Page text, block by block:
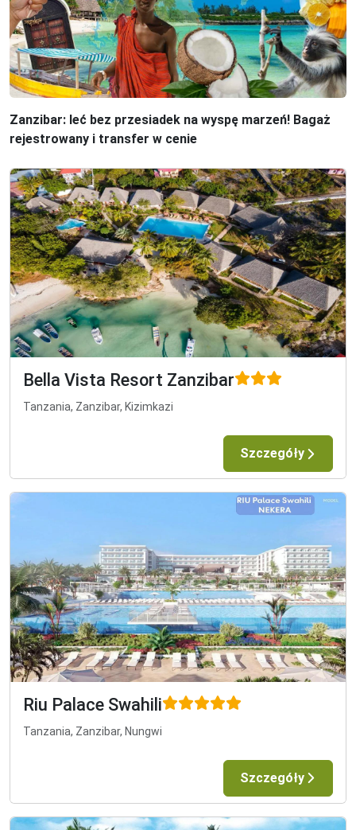
Zanzibar: leć bez przesiadek na wyspę marzeń! Bagaż
rejestrowany i transfer w cenie
Bella Vista Resort Zanzibar
Tanzania, Zanzibar, Kizimkazi
Szczegóły
Riu Palace Swahili
Tanzania, Zanzibar, Nungwi
Szczegóły